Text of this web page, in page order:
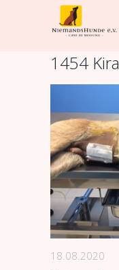
1454 Kira
18.08.2020